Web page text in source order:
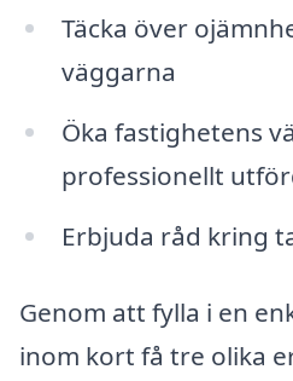
Täcka över
väggarna
Öka fastighetens
professionellt
Erbjuda råd kring
Genom att fylla i en
inom kort få tre olika